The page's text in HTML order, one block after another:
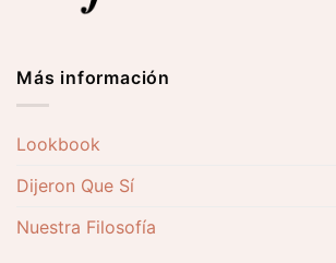
Más información
Lookbook
Dijeron Que Sí
Nuestra Filosofía